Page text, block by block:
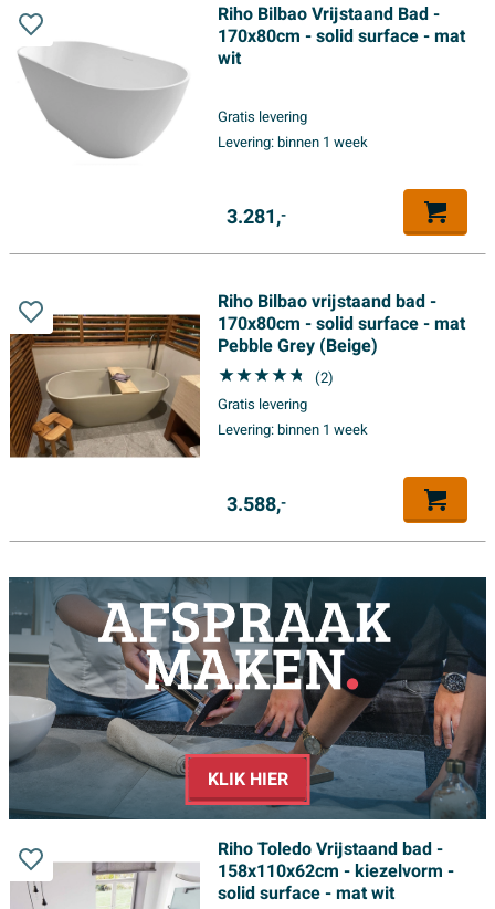
Riho Bilbao Vrijstaand Bad -
170x80cm - solid surface - mat
wit
Gratis levering
Levering:binnen 1 week
3.281,-
Riho Bilbao vrijstaand bad -
170x80cm - solid surface - mat
Pebble Grey (Beige)
(2)
Gratis levering
Levering:binnen 1 week
3.588,-
Riho Toledo Vrijstaand bad -
158x110x62cm - kiezelvorm -
solid surface - mat wit
KLIK HIER